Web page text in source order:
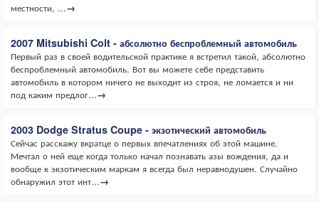
местности, ...→
2007 Mitsubishi Colt - абсолютно беспроблемный автомобиль
Первый раз в своей водительской практике я встретил такой, абсолютно
беспроблемный автомобиль. Вот вы можете себе представить
автомобиль в котором ничего не выходит из строя, не ломается и ни
под каким предлог...→
2003 Dodge Stratus Coupe - экзотический автомобиль
Сейчас расскажу вкратце о первых впечатлениях об этой машине.
Мечтал о ней еще когда только начал познавать азы вождения, да и
вообще к экзотическим маркам я всегда был неравнодушен. Случайно
обнаружил этот инт...→